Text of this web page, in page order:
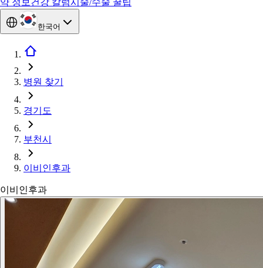
약 정보 건강 칼럼시술/수술 꿀팁
한국어
병원 찾기
경기도
부천시
이비인후과
이비인후과